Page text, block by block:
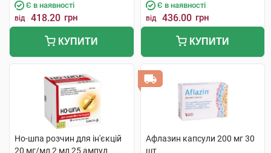
Є в наявності
від 418.20 грн
КУПИТИ
Є в наявності
від 436.00 грн
КУПИТИ
Но-шпа розчин для ін'єкцій
20 мг/мл 2 мл 25 ампул
Афлазин капсули 200 мг 30
шт